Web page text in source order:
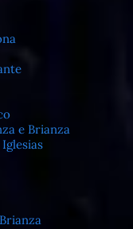
e Brianza